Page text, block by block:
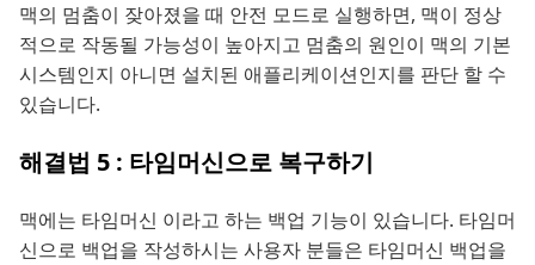
맥의 멈춤이 잦아졌을 때 안전 모드로 실행하면, 맥이 정상
적으로 작동될 가능성이 높아지고 멈춤의 원인이 맥의 기본
시스템인지 아니면 설치된 애플리케이션인지를 판단 할 수
있습니다.
해결법 5 : 타임머신으로 복구하기
맥에는 타임머신 이라고 하는 백업 기능이 있습니다. 타임머
신으로 백업을 작성하시는 사용자 분들은 타임머신 백업을